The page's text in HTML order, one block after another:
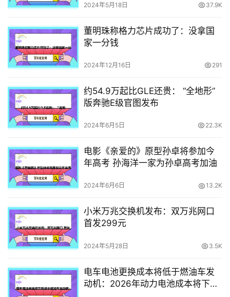
2024年5月18日 37.9K
董明珠称格力芯片成功了：没拿国
家一分钱
2024年12月16日 291
约54.9万起比GLE还贵： “全地形”
版奔驰E级官图发布
2024年6月5日 22.3K
电影《亲爱的》原型孙卓将参加今
年高考 孙海洋一家为孙卓高考加油
2024年6月6日 13.2K
小米万兆交换机发布：双万兆网口
首发299元
2024年5月28日 3.5K
电车电池更换成本将低于燃油车发
动机：2026年动力电池成本将下降